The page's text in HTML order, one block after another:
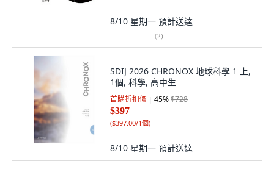
8/10 星期一 預計送達
(2)
SDIJ 2026 CHRONOX 地球科學 1 上,
1個, 科學, 高中生
首購折扣價 45%$728
$397
($397.00/1個)
8/10 星期一 預計送達